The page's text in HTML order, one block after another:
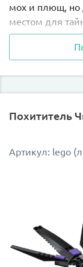
мох и плющ, но
местом для
Используя
пропеллером,
пристани
деньги и
Чтобы
офицеров
деньги вернуть
Из деталей
Похититель
Артикул: lego